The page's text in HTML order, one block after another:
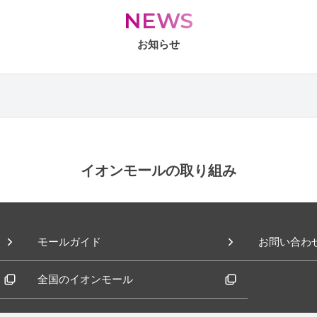
NEWS
お知らせ
イオンモールの取り組み
モールガイド お問い合わ
全国のイオンモール